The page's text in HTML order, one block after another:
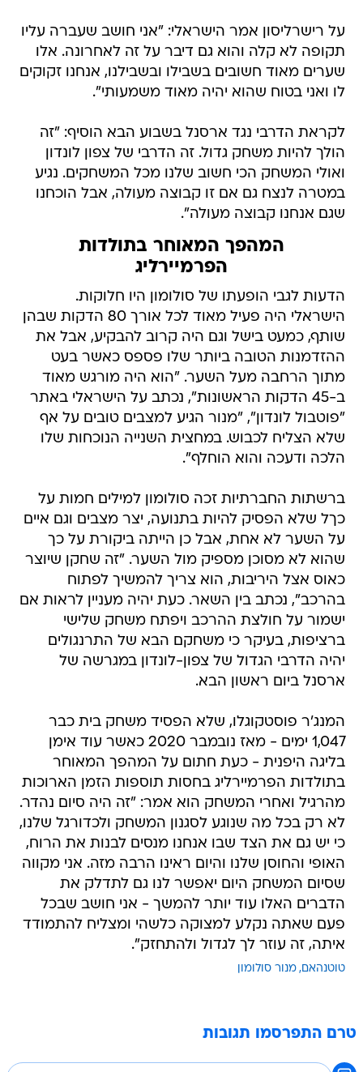
על רישרליסון אמר הישראלי: "אני חושב שעברה עליו
תקופה לא קלה והוא גם דיבר על זה לאחרונה. אלו
שערים מאוד חשובים בשבילו ובשבילנו, אנחנו זקוקים
לו ואני בטוח שהוא יהיה מאוד משמעותי".
לקראת הדרבי נגד ארסנל בשבוע הבא הוסיף: "זה
הולך להיות משחק גדול. זה הדרבי של צפון לונדון
ואולי המשחק הכי חשוב שלנו מכל המשחקים. נגיע
במטרה לנצח גם אם זו קבוצה מעולה, אבל הוכחנו
שגם אנחנו קבוצה מעולה".
המהפך המאוחר בתולדות
הפרמיירליג
הדעות לגבי הופעתו של סולומון היו חלוקות.
הישראלי היה פעיל מאוד לכל אורך 80 הדקות שבהן
שותף, כמעט בישל וגם היה קרוב להבקיע, אבל את
ההזדמנות הטובה ביותר שלו פספס כאשר בעט
מתוך הרחבה מעל השער. "הוא היה מורגש מאוד
ב-45 הדקות הראשונות", נכתב על הישראלי באתר
"פוטבול לונדון", "מנור הגיע למצבים טובים על אף
שלא הצליח לכבוש. במחצית השנייה הנוכחות שלו
הלכה ודעכה והוא הוחלף".
ברשתות החברתיות זכה סולומון למילים חמות על
כךל שלא הפסיק להיות בתנועה, יצר מצבים וגם איים
על השער לא אחת, אבל כן הייתה ביקורת על כך
שהוא לא מסוכן מספיק מול השער. "זה שחקן שיוצר
כאוס אצל היריבות, הוא צריך להמשיך לפתוח
בהרכב", נכתב בין השאר. כעת יהיה מעניין לראות אם
ישמור על חולצת ההרכב ויפתח משחק שלישי
ברציפות, בעיקר כי משחקם הבא של התרנגולים
יהיה הדרבי הגדול של צפון-לונדון במגרשה של
ארסנל ביום ראשון הבא.
המנג'ר פוסטקוגלו, שלא הפסיד משחק בית כבר
1,047 ימים - מאז נובמבר 2020 כאשר עוד אימן
בליגה היפנית - כעת חתום על המהפך המאוחר
בתולדות הפרמיירליג בחסות תוספות הזמן הארוכות
מהרגיל ואחרי המשחק הוא אמר: "זה היה סיום נהדר.
לא רק בכל מה שנוגע לסגנון המשחק ולכדורגל שלנו,
כי יש גם את הצד שבו אנחנו מנסים לבנות את הרוח,
האופי והחוסן שלנו והיום ראינו הרבה מזה. אני מקווה
שסיום המשחק היום יאפשר לנו גם לתדלק את
הדברים האלו עוד יותר להמשך - אני חושב שבכל
פעם שאתה נקלע למצוקה כלשהי ומצליח להתמודד
איתה, זה עוזר לך לגדול ולהתחזק".
טוטנהאם מנור סולומון
טרם התפרסמו תגובות